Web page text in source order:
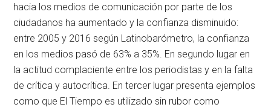
hacia los medios de comunicación por parte de los
ciudadanos ha aumentado y la confianza disminuido:
entre 2005 y 2016 según Latinobarómetro, la confianza
en los medios pasó de 63% a 35%. En segundo lugar en
la actitud complaciente entre los periodistas y en la falta
de crítica y autocrítica. En tercer lugar presenta ejemplos
como que El Tiempo es utilizado sin rubor como